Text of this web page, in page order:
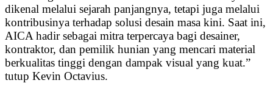
dikenal melalui sejarah panjangnya, tetapi juga melalui
kontribusinya terhadap solusi desain masa kini. Saat ini,
AICA hadir sebagai mitra terpercaya bagi desainer,
kontraktor, dan pemilik hunian yang mencari material
berkualitas tinggi dengan dampak visual yang kuat.”
tutup Kevin Octavius.